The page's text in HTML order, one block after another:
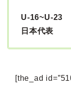
U-16~U-23
日本代表
[the_ad